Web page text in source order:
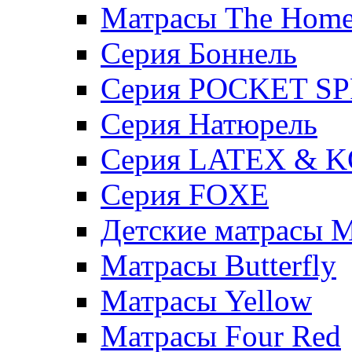
Матрасы The
Серия Боннель
Серия POCKET
Серия Натюрель
Серия LATEX &
Серия FOXE
Детские матрасы
Матрасы Butterfly
Матрасы Yellow
Матрасы Four Red